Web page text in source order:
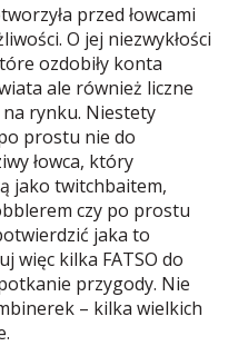
przed łowcami
O jej niezwykłości
ozdobiły konta
ale również liczne
rynku. Niestety
prostu nie do
łowca, który
jako twitchbaitem,
czy po prostu
jaka to
więc kilka FATSO do
przygody. Nie
– kilka wielkich